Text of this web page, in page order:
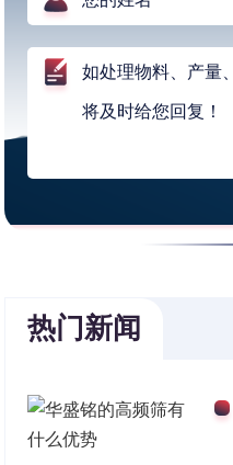
热门新闻